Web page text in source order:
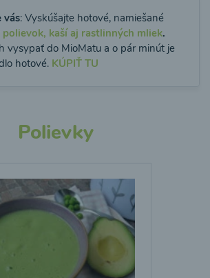
vás: Vyskúšajte hotové, namiešané
polievok, kaší aj rastlinných mliek.
vysypať do MioMatu a o pár minút je
hotové. KÚPIŤ TU
Polievky